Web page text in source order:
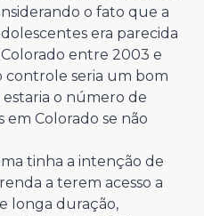
o fato que a
era parecida
entre 2003 e
seria um bom
o número de
em Colorado se não
tinha a intenção de
a terem acesso a
longa duração,